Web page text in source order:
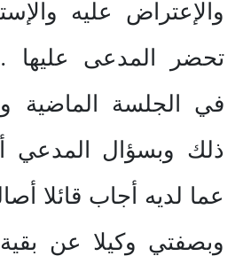
والإعتراض عليه
تحضر المدعى عليها
في الجلسة الماضية
ذلك وبسؤال المدعي
عما لديه أجاب قائلا
وبصفتي وكيلا عن